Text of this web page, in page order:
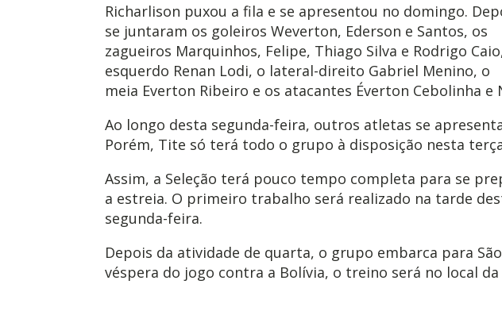
Richarlison puxou a fila e se apresentou no domingo.
se juntaram os goleiros Weverton, Ederson e Santos, os
zagueiros Marquinhos, Felipe, Thiago Silva e Rodrigo
esquerdo Renan Lodi, o lateral-direito Gabriel Menino, o
meia Everton Ribeiro e os atacantes Éverton Cebolinha e
Ao longo desta segunda-feira, outros atletas se
Porém, Tite só terá todo o grupo à disposição nesta
Assim, a Seleção terá pouco tempo completa para se
a estreia. O primeiro trabalho será realizado na tarde
segunda-feira.
Depois da atividade de quarta, o grupo embarca para
véspera do jogo contra a Bolívia, o treino será no local